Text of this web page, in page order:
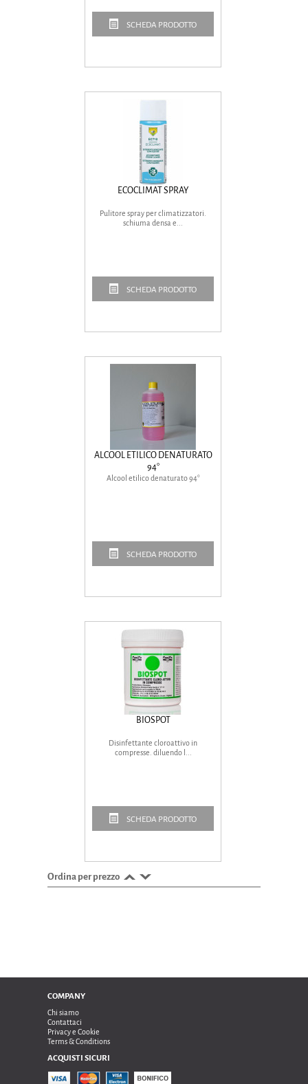
SCHEDA PRODOTTO
ECOCLIMAT SPRAY
Pulitore spray per climatizzatori.
schiuma densa e...
SCHEDA PRODOTTO
ALCOOL ETILICO DENATURATO
94°
Alcool etilico denaturato 94°
SCHEDA PRODOTTO
BIOSPOT
Disinfettante cloroattivo in
compresse. diluendo l...
SCHEDA PRODOTTO
Ordina per prezzo
COMPANY
Chi siamo
Contattaci
Privacy e Cookie
Terms & Conditions
ACQUISTI SICURI